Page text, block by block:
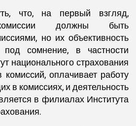
что, на первый взгляд,
должны быть
но их объективность
сомнение, в частности
национального страхования
комиссий, оплачивает работу
в комиссиях, и деятельность
в филиалах Института